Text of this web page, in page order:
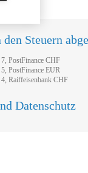
Steuern
PostFinance CHF
PostFinance EUR
Raiffeisenbank CHF
Datenschutz